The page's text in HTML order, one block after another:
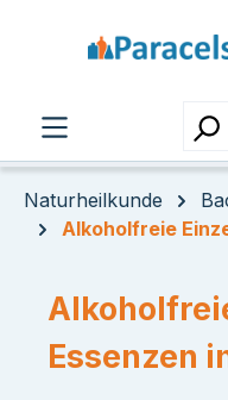
Naturheilkunde
Alkoholfreie
Essenzen